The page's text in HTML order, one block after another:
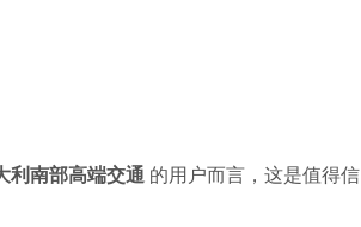
南部高端交通 的用户而言，这是值得信